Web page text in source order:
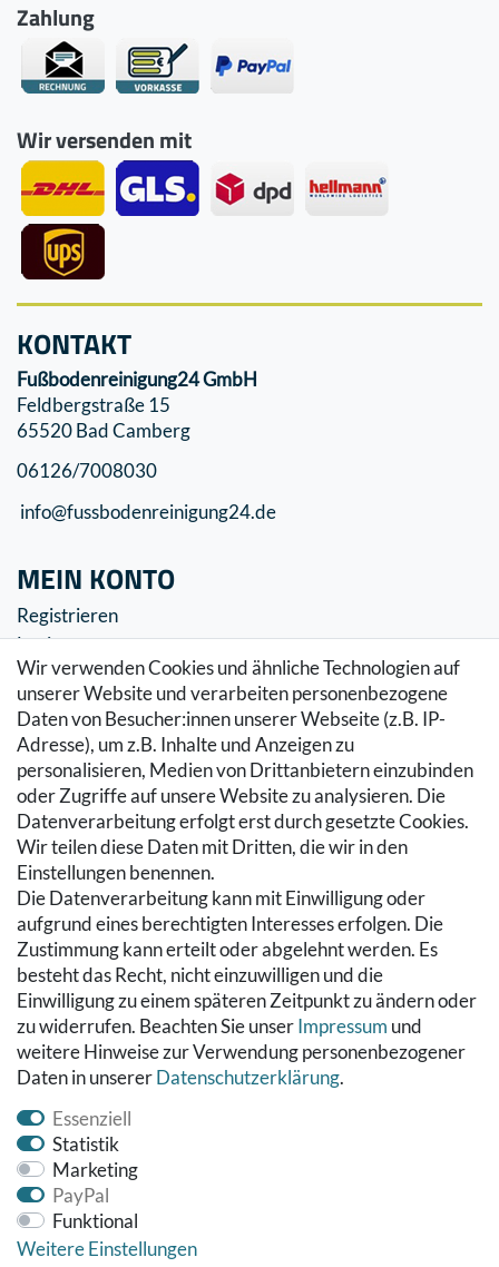
Zahlung
Wir versenden mit
Wir verwenden Cookies und ähnliche Technologien auf
unserer Website und verarbeiten personenbezogene
Daten von Besucher:innen unserer Webseite (z.B. IP-
Adresse), um z.B. Inhalte und Anzeigen zu
personalisieren, Medien von Drittanbietern einzubinden
oder Zugriffe auf unsere Website zu analysieren. Die
Datenverarbeitung erfolgt erst durch gesetzte Cookies.
Wir teilen diese Daten mit Dritten, die wir in den
Einstellungen benennen.
Die Datenverarbeitung kann mit Einwilligung oder
aufgrund eines berechtigten Interesses erfolgen. Die
Zustimmung kann erteilt oder abgelehnt werden. Es
besteht das Recht, nicht einzuwilligen und die
Einwilligung zu einem späteren Zeitpunkt zu ändern oder
zu widerrufen. Beachten Sie unserImpressum und
weitere Hinweise zur Verwendung personenbezogener
Daten in unsererDaten­schutz­erklärung.
Essenziell
Statistik
Marketing
PayPal
Funktional
Weitere Einstellungen
KONTAKT
Fußbodenreinigung24 GmbH
Feldbergstraße 15
65520 Bad Camberg
06126/7008030
info@fussbodenreinigung24.de
MEIN KONTO
Registrieren
Login
SERVICE
Zahlung & Versand
Warenkorb
Zur Kasse
Hilfe
RECHTLICHES
Kontakt
Datenschutzerklärung
AGB
Impressum
Hinweise zur Batterieentsorgung
Widerrufs­recht
Vertrag widerrufen
© Copyright 2026 Fußbodenreinigung24 GmbH | Alle Rechte